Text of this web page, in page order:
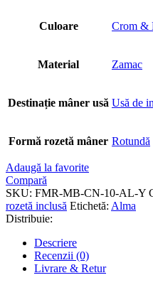
Culoare Crom &
Material Zamac
Destinație mâner usă Usă de
Formă rozetă mâner Rotundă
Adaugă la favorite
Compară
SKU: FMR-MB-CN-10-AL-Y
rozetă inclusă Etichetă: Alma
Distribuie:
Descriere
Recenzii (0)
Livrare & Retur